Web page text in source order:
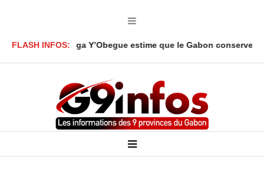
FLASH INFOS:
Akbar Onanga Y’Obegue estime que le Gabon conserve des